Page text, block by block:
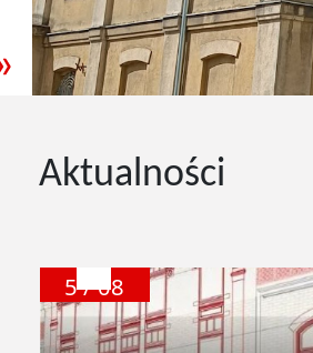
następny slajd
Aktualności
5 / 08